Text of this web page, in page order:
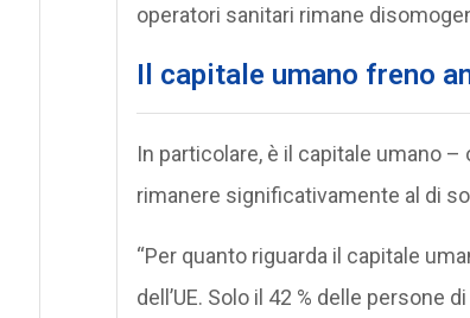
operatori sanitari rimane
Il capitale umano freno
In particolare, è il capitale umano
rimanere significativamente al di
“Per quanto riguarda il capitale
dell’UE. Solo il 42 % delle persone